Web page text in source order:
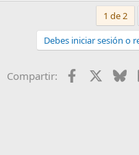
1 de 2
Debes iniciar sesión o
Compartir: Facebook